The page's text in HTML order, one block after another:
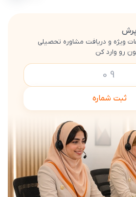
پرش
ویژه و دریافت مشاوره تحصیلی
رو وارد کن
ثبت شماره